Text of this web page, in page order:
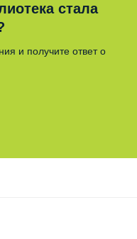
стала
и получите ответ о